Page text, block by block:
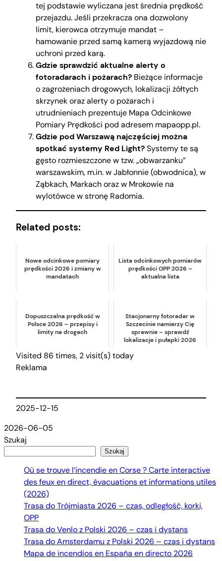
tej podstawie wyliczana jest średnia prędkość
przejazdu. Jeśli przekracza ona dozwolony
limit, kierowca otrzymuje mandat –
hamowanie przed samą kamerą wyjazdową nie
uchroni przed karą.
Gdzie sprawdzić aktualne alerty o
fotoradarach i pożarach? Bieżące informacje
o zagrożeniach drogowych, lokalizacji żółtych
skrzynek oraz alerty o pożarach i
utrudnieniach prezentuje Mapa Odcinkowe
Pomiary Prędkości pod adresem mapaopp.pl.
Gdzie pod Warszawą najczęściej można
spotkać systemy Red Light?Systemy te są
gęsto rozmieszczone w tzw. „obwarzanku”
warszawskim, m.in. w Jabłonnie (obwodnica), w
Ząbkach, Markach oraz w Mrokowie na
wylotówce w stronę Radomia.
Related posts:
Nowe odcinkowe pomiary
prędkości 2026 i zmiany w
mandatach
Lista odcinkowych pomiarów
prędkości OPP 2026 –
aktualna lista
Dopuszczalna prędkość w
Polsce 2026 – przepisy i
limity na drogach
Stacjonarny fotoradar w
Szczecinie namierzy Cię
sprawnie – sprawdź
lokalizacje i pułapki 2026
Visited 86 times, 2 visit(s) today
Reklama
2025-12-15
2026-06-05
Szukaj
Szukaj
Où se trouve l’incendie en Corse ? Carte interactive
des feux en direct, évacuations et informations utiles
(2026)
Trasa do Trójmiasta 2026 – czas, odległość, korki,
OPP
Trasa do Venlo z Polski 2026 – czas i dystans
Trasa do Amsterdamu z Polski 2026 – czas i dystans
Mapa de incendios en España en directo 2026